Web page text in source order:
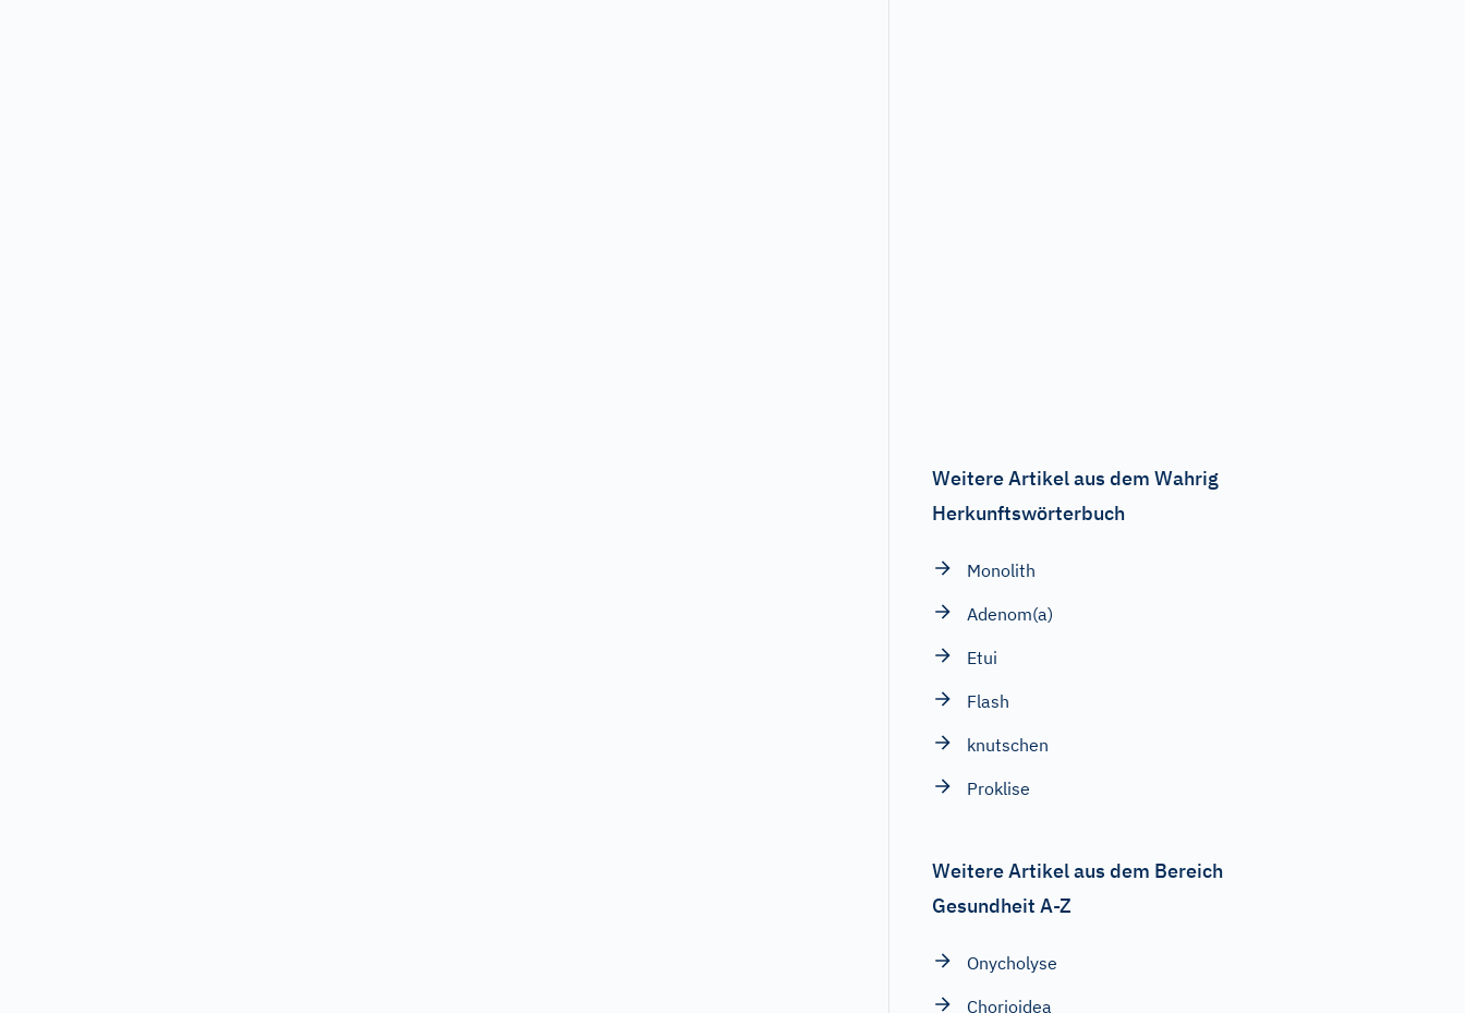
Weitere Artikel aus dem Wahrig
Herkunftswörterbuch
Monolith
Adenom(a)
Etui
Flash
knutschen
Proklise
Weitere Artikel aus dem Bereich
Gesundheit A-Z
Onycholyse
Chorioidea